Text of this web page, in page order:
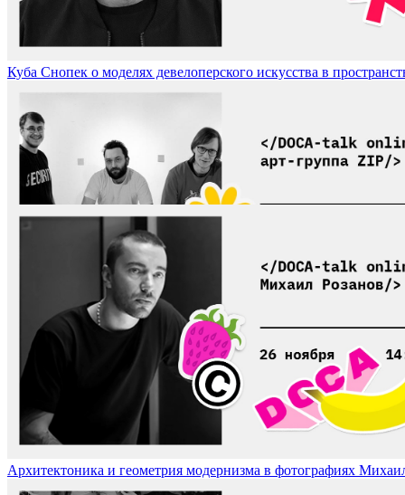
Куба Снопек о моделях девелоперского искусства в
Постгуманисты от искусства, арт-группа ZIP / ZIP Art Group,
Архитектоника и геометрия модернизма в фотографиях